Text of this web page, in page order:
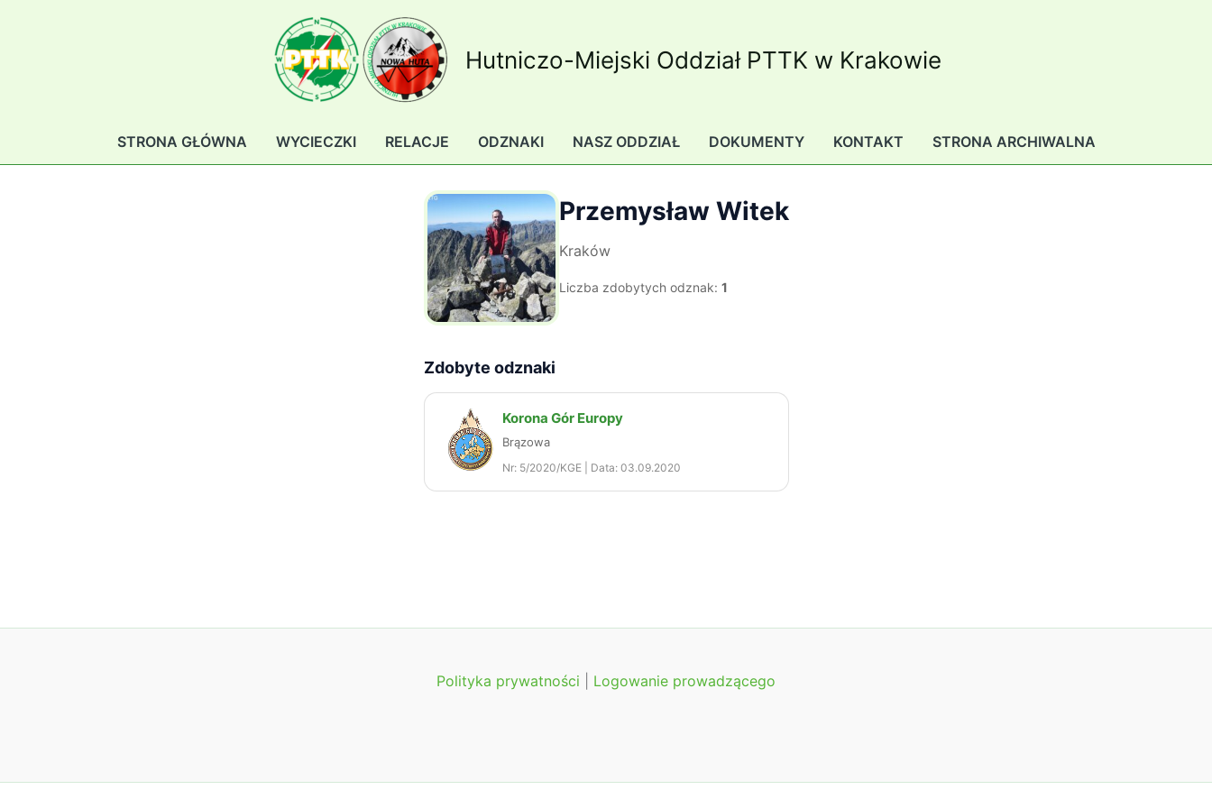
Hutniczo-Miejski Oddział PTTK w Krakowie
STRONA GŁÓWNA WYCIECZKI RELACJE ODZNAKI NASZ ODDZIAŁ DOKUMENTY KONTAKT STRONA ARCHIWALNA
Przemysław Witek
Kraków
Liczba zdobytych odznak: 1
Zdobyte odznaki
Korona Gór Europy
Brązowa
Nr: 5/2020/KGE | Data: 03.09.2020
Polityka prywatności Logowanie prowadzącego